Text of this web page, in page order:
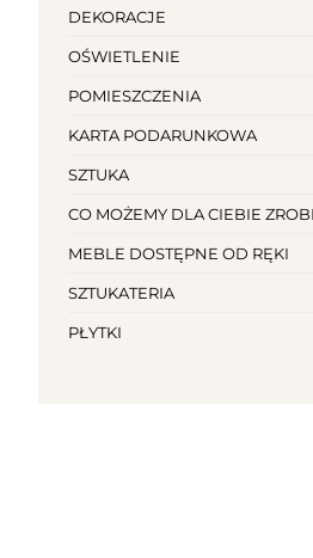
DEKORACJE
OŚWIETLENIE
POMIESZCZENIA
KARTA PODARUNKOWA
SZTUKA
CO MOŻEMY DLA CIEBIE
MEBLE DOSTĘPNE OD RĘKI
SZTUKATERIA
PŁYTKI